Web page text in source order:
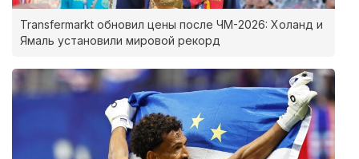
Transfermarkt обновил цены после ЧМ-2026: Холанд и
Ямаль установили мировой рекорд